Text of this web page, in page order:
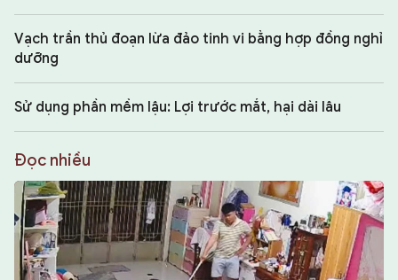
Vạch trần thủ đoạn lừa đảo tinh vi bằng hợp đồng nghỉ
dưỡng
Sử dụng phần mềm lậu: Lợi trước mắt, hại dài lâu
Đọc nhiều